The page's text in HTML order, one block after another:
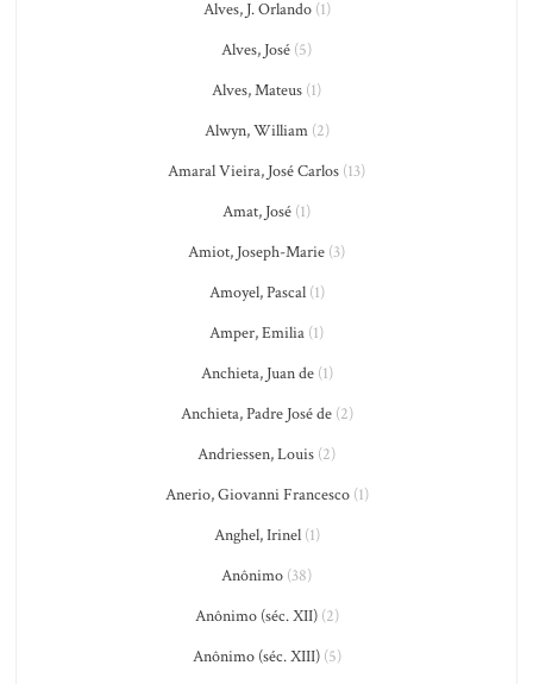
Alves, J. Orlando(1)
Alves, José (5)
Alves, Mateus (1)
Alwyn, William(2)
Amaral Vieira, José Carlos (13)
Amat, José (1)
Amiot, Joseph-Marie (3)
Amoyel, Pascal(1)
Amper, Emilia (1)
Anchieta, Juan de(1)
Anchieta, Padre José de(2)
Andriessen, Louis (2)
Anerio, Giovanni Francesco(1)
Anghel, Irinel(1)
Anônimo (38)
Anônimo (séc. XII)(2)
Anônimo (séc. XIII)(5)